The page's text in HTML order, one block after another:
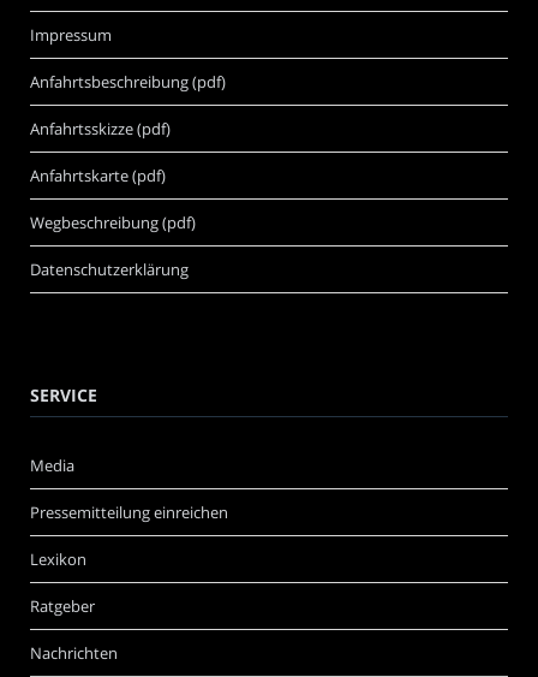
Impressum
Anfahrtsbeschreibung (pdf)
Anfahrtsskizze (pdf)
Anfahrtskarte (pdf)
Wegbeschreibung (pdf)
Datenschutzerklärung
SERVICE
Media
Pressemitteilung einreichen
Lexikon
Ratgeber
Nachrichten